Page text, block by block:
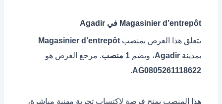
Magasinier d’entrepôt في Agadir
يتعلق هذا العرض بمنصب Magasinier d’entrepôt
بمدينة Agadir، ويضم 1 منصب
. مرجع العرض هو
AG0805261118622
.
هذا المنصب يمنح فرصة لاكتساب تجربة مهنية مباشرة،